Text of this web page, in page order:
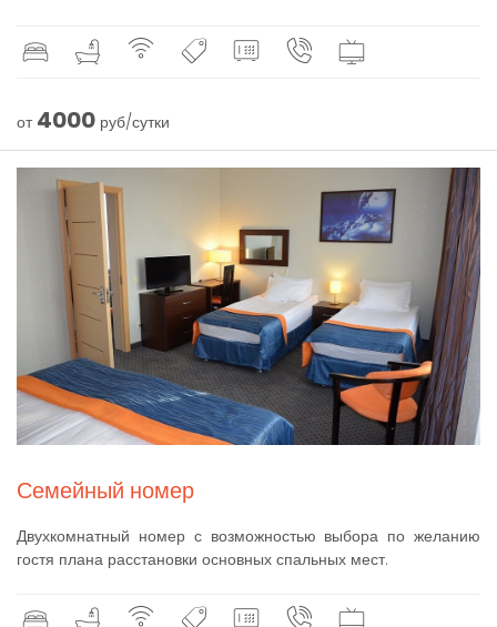
от 4000 руб/сутки
Семейный номер
Двухкомнатный номер с возможностью выбора по желанию
гостя плана расстановки основных спальных мест.